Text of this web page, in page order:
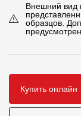
Текстуры
Статьи
Внешний вид
образцов.
Купить онлайн